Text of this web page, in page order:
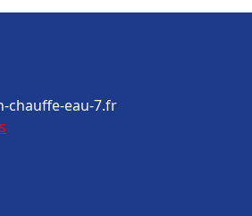
chauffe-eau-7.fr